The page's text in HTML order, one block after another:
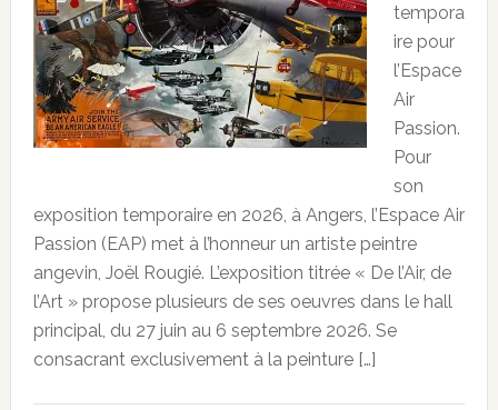
tempora
ire pour
l’Espace
Air
Passion.
Pour
son
exposition temporaire en 2026, à Angers, l’Espace Air
Passion (EAP) met à l’honneur un artiste peintre
angevin, Joël Rougié. L’exposition titrée « De l’Air, de
l’Art » propose plusieurs de ses oeuvres dans le hall
principal, du 27 juin au 6 septembre 2026. Se
consacrant exclusivement à la peinture […]